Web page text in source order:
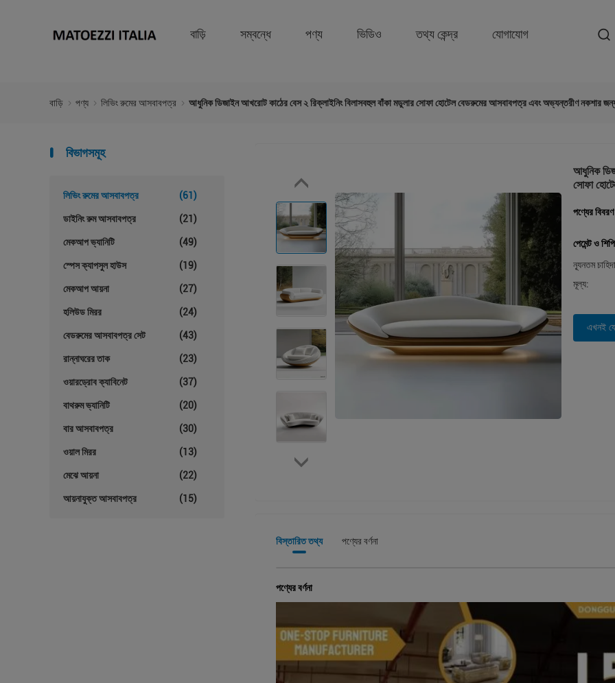
বাড়ি সম্বন্ধে পণ্য ভিডিও তথ্য কেন্দ্র যোগাযোগ
বাড়ি পণ্য লিভিং রুমের আসবাবপত্র আধুনিক ডিজাইন আখরোট কাঠের বেস ২ রিক্লাইনিং বিলাসবহুল বাঁকা মডুলার সোফা হোটেল বেডরুমের আসবাবপত্র এবং অভ্যন্তরীণ নকশার
বিভাগসমূহ
লিভিং রুমের আসবাবপত্র (61)
ডাইনিং রুম আসবাবপত্র (21)
মেকআপ ভ্যানিটি (49)
স্পেস ক্যাপসুল হাউস (19)
মেকআপ আয়না (27)
হলিউড মিরর (24)
বেডরুমের আসবাবপত্র সেট (43)
রান্নাঘরের তাক (23)
ওয়ারড্রোব ক্যাবিনেট (37)
বাথরুম ভ্যানিটি (20)
বার আসবাবপত্র (30)
ওয়াল মিরর (13)
মেঝে আয়না (22)
আয়নাযুক্ত আসবাবপত্র (15)
আধুনিক
সোফা
পণ্যের বিবরণ
পেমেন্ট ও
ন্যূনতম
মূল্য:
এখনই
বিস্তারিত তথ্য পণ্যের বর্ণনা
পণ্যের বর্ণনা